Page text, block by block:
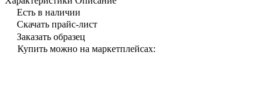
Есть в наличии
Скачать прайс-лист
Заказать образец
Купить можно на маркетплейсах: